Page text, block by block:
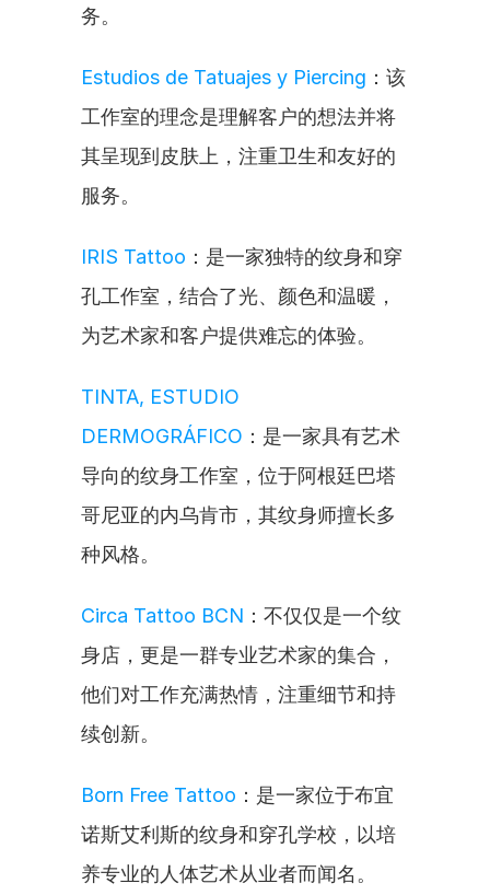
务。
Estudios de Tatuajes y Piercing ：该
工作室的理念是理解客户的想法并将
其呈现到皮肤上，注重卫生和友好的
服务。
IRIS Tattoo ：是一家独特的纹身和穿
孔工作室，结合了光、颜色和温暖，
为艺术家和客户提供难忘的体验。
TINTA, ESTUDIO
DERMOGRÁFICO ：是一家具有艺术
导向的纹身工作室，位于阿根廷巴塔
哥尼亚的内乌肯市，其纹身师擅长多
种风格。
Circa Tattoo BCN ：不仅仅是一个纹
身店，更是一群专业艺术家的集合，
他们对工作充满热情，注重细节和持
续创新。
Born Free Tattoo ：是一家位于布宜
诺斯艾利斯的纹身和穿孔学校，以培
养专业的人体艺术从业者而闻名。